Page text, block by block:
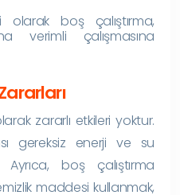
olarak boş çalıştırma,
verimli çalışmasına
zararlı etkileri yoktur.
gereksiz enerji ve su
boş çalıştırma
maddesi kullanmak,